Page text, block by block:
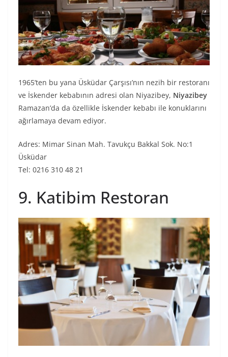
1965’ten bu yana Üsküdar Çarşısı’nın nezih bir restoranı
ve İskender kebabının adresi olan Niyazibey, Niyazibey
Ramazan’da da özellikle İskender kebabı ile konuklarını
ağırlamaya devam ediyor.
Adres: Mimar Sinan Mah. Tavukçu Bakkal Sok. No:1
Üsküdar
Tel: 0216 310 48 21
9. Katibim Restoran